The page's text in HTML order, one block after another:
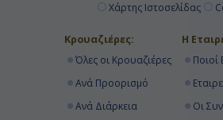
Χάρτης Ιστοσελίδας
Κρουαζιέρες:
Όλες οι Κρουαζιέρες
Ανά Προορισμό
Ανά Διάρκεια
Η
Ποιοί
Οι